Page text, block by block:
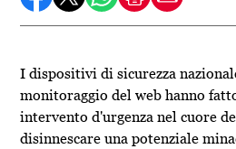
I dispositivi di sicurezza
monitoraggio del web hanno
intervento d'urgenza nel cuore
disinnescare una potenziale